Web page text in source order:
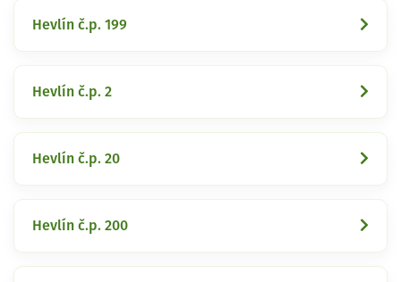
Hevlín č.p. 199
Hevlín č.p. 2
Hevlín č.p. 20
Hevlín č.p. 200